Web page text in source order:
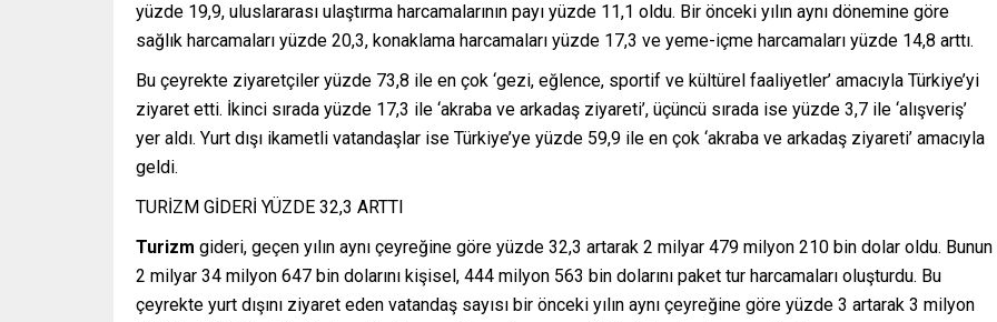
yüzde 19,9, uluslararası ulaştırma harcamalarının payı yüzde 11,1 oldu. Bir önceki yılın aynı dönemine göre
sağlık harcamaları yüzde 20,3, konaklama harcamaları yüzde 17,3 ve yeme-içme harcamaları yüzde 14,8 arttı.
Bu çeyrekte ziyaretçiler yüzde 73,8 ile en çok ‘gezi, eğlence, sportif ve kültürel faaliyetler’ amacıyla Türkiye’yi
ziyaret etti. İkinci sırada yüzde 17,3 ile ‘akraba ve arkadaş ziyareti’, üçüncü sırada ise yüzde 3,7 ile ‘alışveriş’
yer aldı. Yurt dışı ikametli vatandaşlar ise Türkiye’ye yüzde 59,9 ile en çok ‘akraba ve arkadaş ziyareti’ amacıyla
geldi.
TURİZM GİDERİ YÜZDE 32,3 ARTTI
Turizm gideri, geçen yılın aynı çeyreğine göre yüzde 32,3 artarak 2 milyar 479 milyon 210 bin dolar oldu. Bunun
2 milyar 34 milyon 647 bin dolarını kişisel, 444 milyon 563 bin dolarını paket tur harcamaları oluşturdu. Bu
çeyrekte yurt dışını ziyaret eden vatandaş sayısı bir önceki yılın aynı çeyreğine göre yüzde 3 artarak 3 milyon